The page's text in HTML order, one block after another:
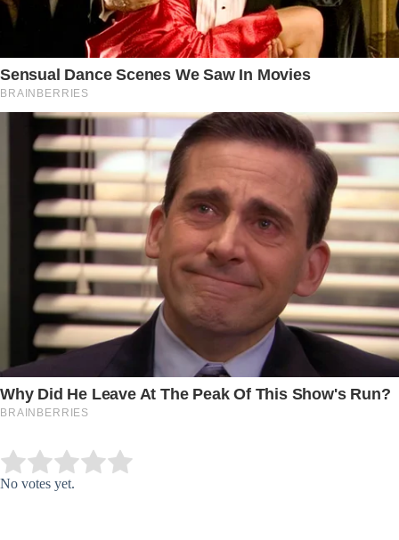
Rate this item:
No votes yet.